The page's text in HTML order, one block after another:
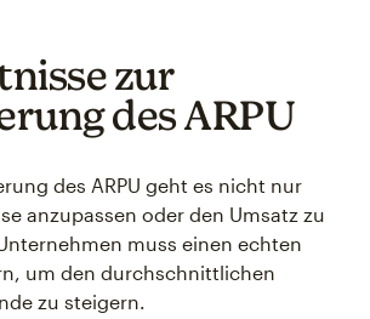
zur
des ARPU
des ARPU geht es nicht nur
anzupassen oder den Umsatz zu
muss einen echten
um den durchschnittlichen
zu steigern.